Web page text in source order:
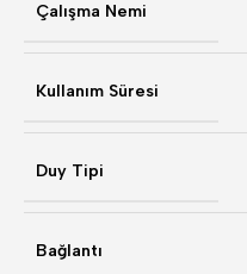
Çalışma Nemi
Kullanım Süresi
Duy Tipi
Bağlantı